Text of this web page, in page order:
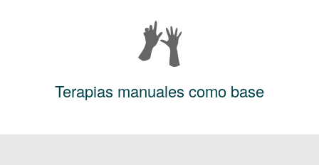
Terapias manuales como base